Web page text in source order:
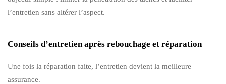
l’entretien sans altérer l’aspect.
Conseils d’entretien après rebouchage et réparation
Une fois la réparation faite, l’entretien devient la meilleure
assurance.